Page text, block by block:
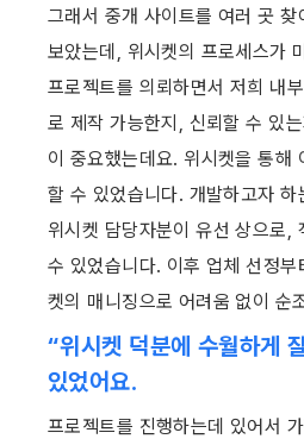
그래서 중개 사이트를 여러 곳 찾
보았는데, 위시켓의 프로세스가
프로젝트를 의뢰하면서 저희 내
로 제작 가능한지, 신뢰할 수 있
이 중요했는데요. 위시켓을 통해
할 수 있었습니다. 개발하고자 하
위시켓 담당자분이 유선 상으로,
수 있었습니다. 이후 업체 선정부
켓의 매니징으로 어려움 없이 순
“위시켓 덕분에 수월하게
있었어요.
프로젝트를 진행하는데 있어서